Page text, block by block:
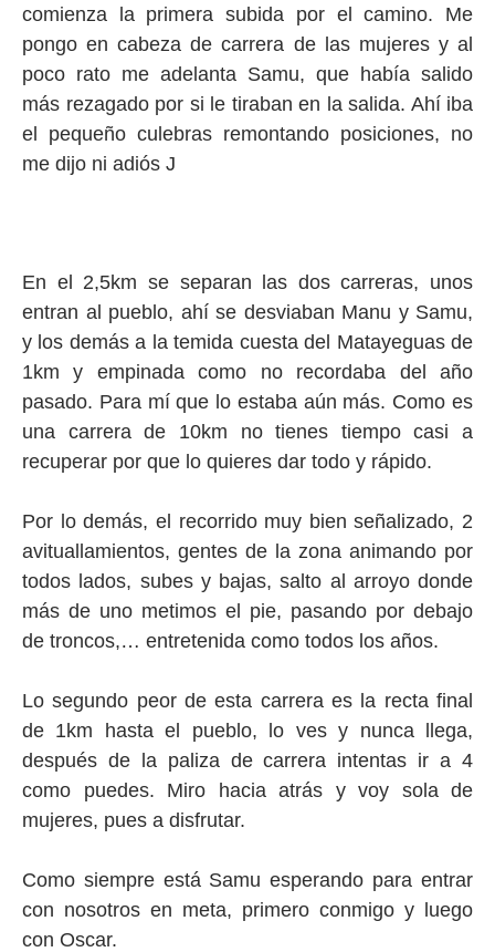
comienza la primera subida por el camino. Me
pongo en cabeza de carrera de las mujeres y al
poco rato me adelanta Samu, que había salido
más rezagado por si le tiraban en la salida. Ahí iba
el pequeño culebras remontando posiciones, no
me dijo ni adiós J
En el 2,5km se separan las dos carreras, unos
entran al pueblo, ahí se desviaban Manu y Samu,
y los demás a la temida cuesta del Matayeguas de
1km y empinada como no recordaba del año
pasado. Para mí que lo estaba aún más. Como es
una carrera de 10km no tienes tiempo casi a
recuperar por que lo quieres dar todo y rápido.
Por lo demás, el recorrido muy bien señalizado, 2
avituallamientos, gentes de la zona animando por
todos lados, subes y bajas, salto al arroyo donde
más de uno metimos el pie, pasando por debajo
de troncos,… entretenida como todos los años.
Lo segundo peor de esta carrera es la recta final
de 1km hasta el pueblo, lo ves y nunca llega,
después de la paliza de carrera intentas ir a 4
como puedes. Miro hacia atrás y voy sola de
mujeres, pues a disfrutar.
Como siempre está Samu esperando para entrar
con nosotros en meta, primero conmigo y luego
con Oscar.